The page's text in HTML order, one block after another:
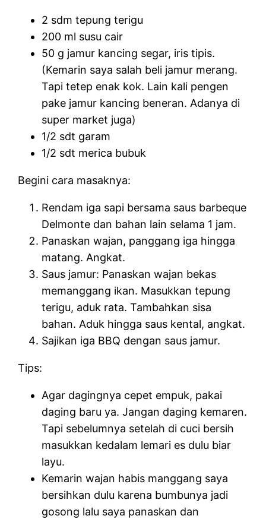
2 sdm tepung terigu
200 ml susu cair
50 g jamur kancing segar, iris tipis.
(Kemarin saya salah beli jamur merang.
Tapi tetep enak kok. Lain kali pengen
pake jamur kancing beneran. Adanya di
super market juga)
1/2 sdt garam
1/2 sdt merica bubuk
Begini cara masaknya:
Rendam iga sapi bersama saus barbeque
Delmonte dan bahan lain selama 1 jam.
Panaskan wajan, panggang iga hingga
matang. Angkat.
Saus jamur: Panaskan wajan bekas
memanggang ikan. Masukkan tepung
terigu, aduk rata. Tambahkan sisa
bahan. Aduk hingga saus kental, angkat.
Sajikan iga BBQ dengan saus jamur.
Tips:
Agar dagingnya cepet empuk, pakai
daging baru ya. Jangan daging kemaren.
Tapi sebelumnya setelah di cuci bersih
masukkan kedalam lemari es dulu biar
layu.
Kemarin wajan habis manggang saya
bersihkan dulu karena bumbunya jadi
gosong lalu saya panaskan dan